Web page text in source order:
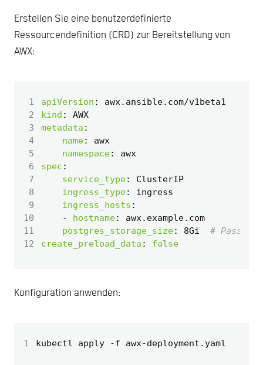
Erstellen Sie eine benutzerdefinierte
Ressourcendefinition (CRD) zur Bereitstellung von
AWX:
1 apiVersion :
awx.ansible.com/v1beta1
2
kind :
AWX
3
metadata :
4
name:
awx
5
namespace:
awx
6
spec :
7
service_type:
ClusterIP
8
ingress_type:
ingress
9
ingress_hosts :
10
- hostname:
awx.example.com
11
postgres_storage_size: 8Gi
# Passen
12
create_preload_data : false
Konfiguration anwenden:
1